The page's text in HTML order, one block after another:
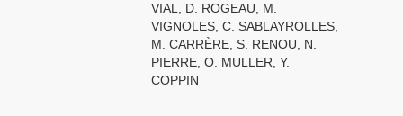
VIAL, D. ROGEAU, M.
VIGNOLES, C. SABLAYROLLES,
M. CARRÈRE, S. RENOU, N.
PIERRE, O. MULLER, Y.
COPPIN